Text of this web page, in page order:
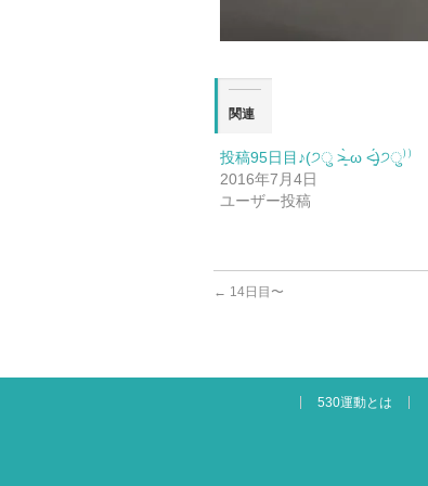
関連
投稿95日目♪(੭ु ˃̶͈̀ ω ˂̶͈́)੭ु⁾⁾
2016年7月4日
ユーザー投稿
← 14日目〜
530運動とは